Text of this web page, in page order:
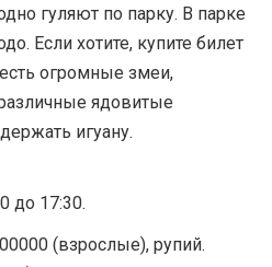
гуляют по парку. В парке
Если хотите, купите билет
огромные змеи,
ядовитые
игуану.
до 17:30.
(взрослые), рупий.